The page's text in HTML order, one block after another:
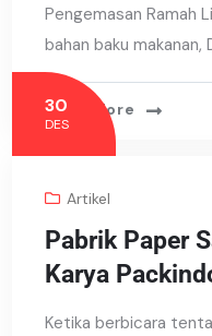
Pengemasan Ramah
bahan baku
Read More
30
DES
Artikel
Pabrik Paper
Karya
Ketika berbicara